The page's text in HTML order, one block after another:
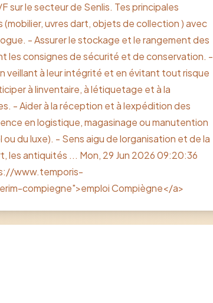
sur le secteur de Senlis. Tes principales
uvres dart, objets de collection ) avec
- Assurer le stockage et le rangement des
les consignes de sécurité et de conservation. -
veillant à leur intégrité et en évitant tout risque
à linventaire, à létiquetage et à la
- Aider à la réception et à lexpédition des
en logistique, magasinage ou manutention
du luxe). - Sens aigu de lorganisation et de la
les antiquités ... Mon, 29 Jun 2026 09:20:36
www.temporis-
compiegne">emploi Compiègne</a>